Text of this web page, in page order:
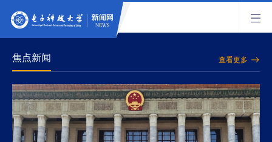
焦点新闻 查看更多